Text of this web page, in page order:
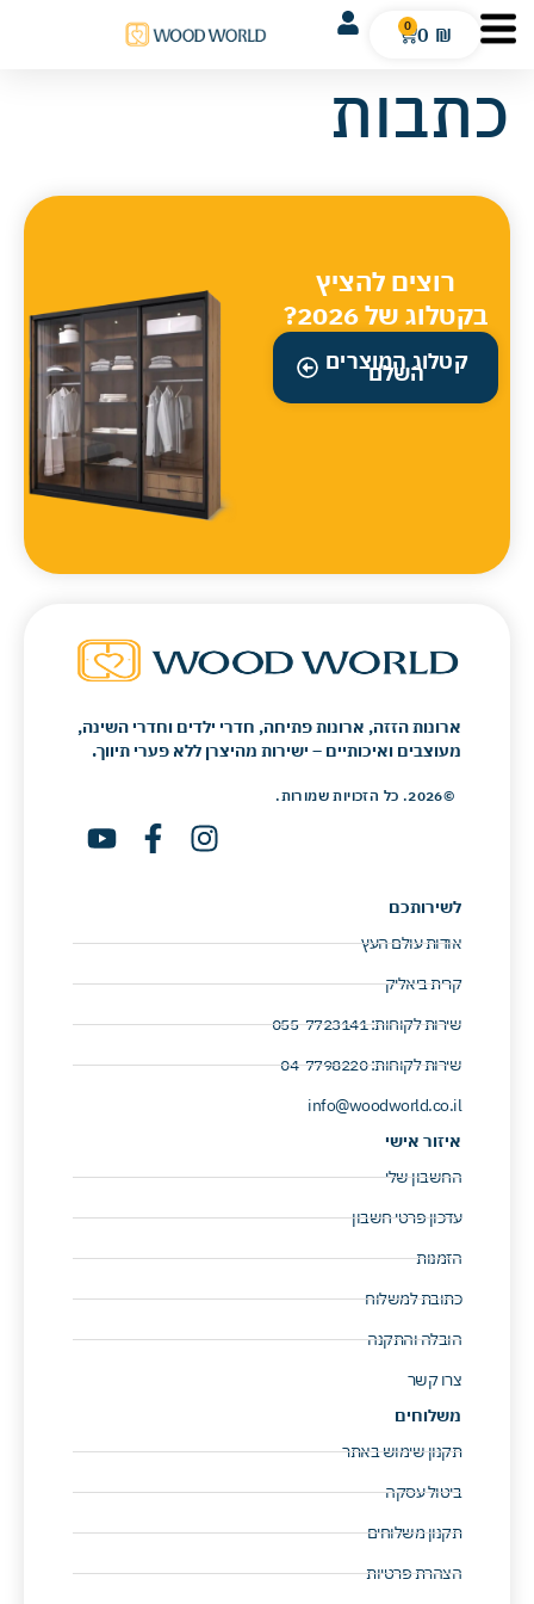
0 ₪
0
כתבות
רוצים להציץ
בקטלוג של 2026?
קטלוג המוצרים
השלם
ארונות הזזה, ארונות פתיחה, חדרי ילדים וחדרי השינה,
מעוצבים ואיכותיים – ישירות מהיצרן ללא פערי תיווך.
©2026. כל הזכויות שמורות.
לשירותכם
אודות עולם העץ
קרית ביאליק
שירות לקוחות: 055-7723141 ​
שירות לקוחות: 04-7798220 ​
info@woodworld.co.il
איזור אישי
החשבון שלי
עדכון פרטי חשבון
הזמנות
כתובת למשלוח
הובלה והתקנה
צרו קשר
משלוחים
תקנון שימוש באתר
ביטול עסקה
תקנון משלוחים
הצהרת פרטיות